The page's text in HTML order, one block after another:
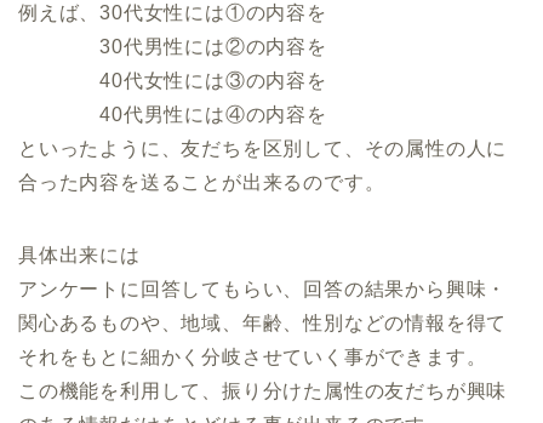
例えば、30代女性には①の内容を
30代男性には②の内容を
40代女性には③の内容を
40代男性には④の内容を
といったように、友だちを区別して、その属性の人に
合った内容を送ることが出来るのです。
具体出来には
アンケートに回答してもらい、回答の結果から興味・
関心あるものや、地域、年齢、性別などの情報を得て
それをもとに細かく分岐させていく事ができます。
この機能を利用して、振り分けた属性の友だちが興味